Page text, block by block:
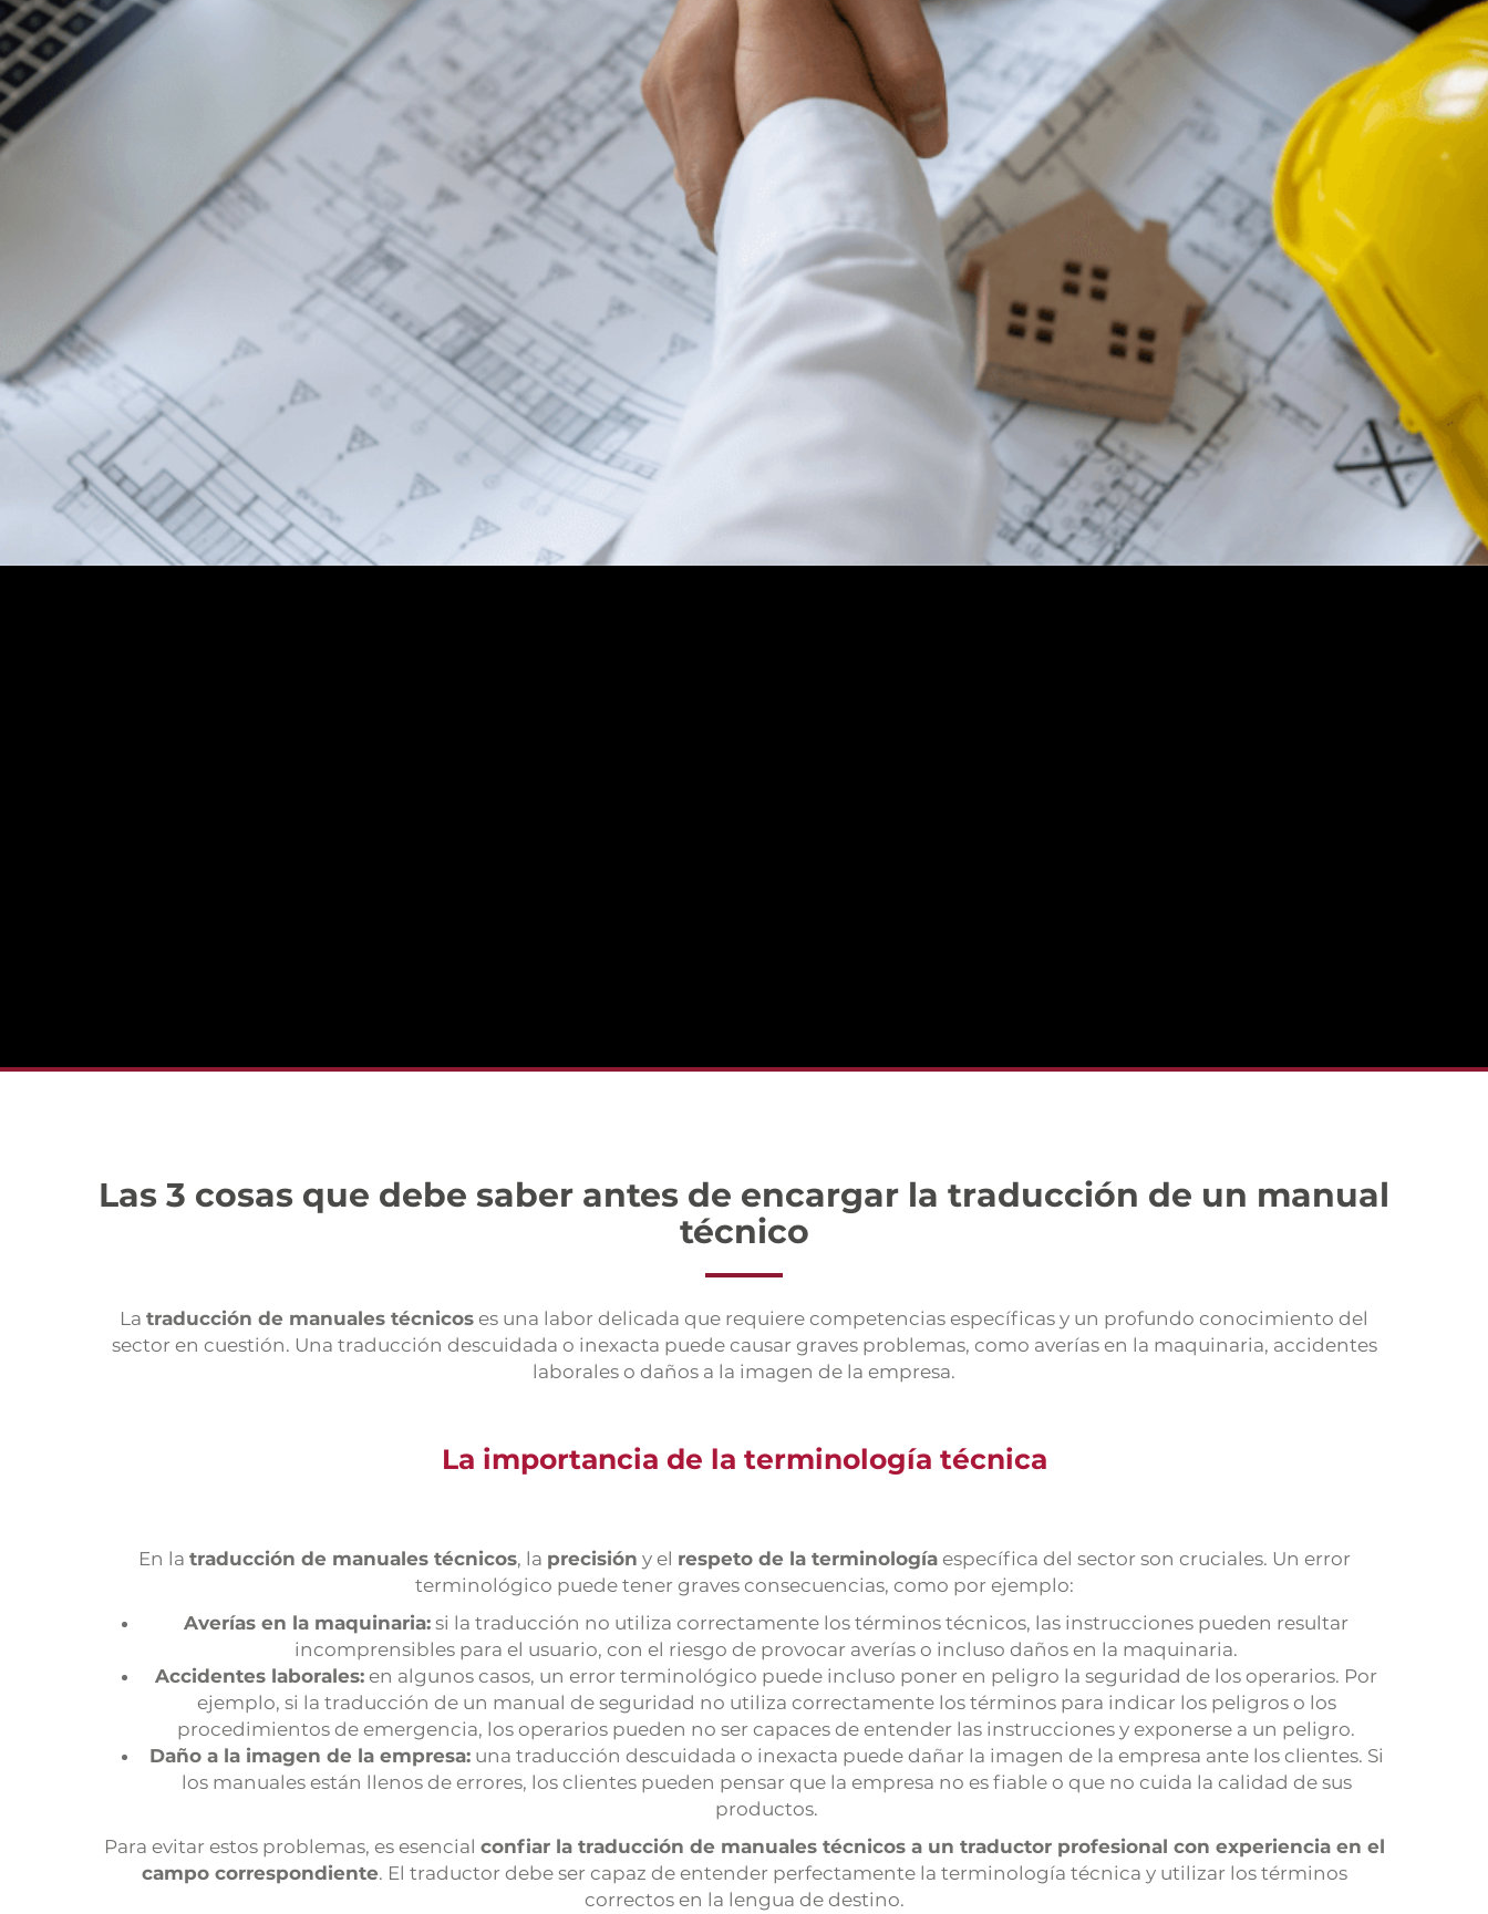
Las 3 cosas que debe saber antes de encargar la traducción de un manual
técnico
La traducción de manuales técnicos es una labor delicada que requiere competencias específicas y un profundo conocimiento del
sector en cuestión. Una traducción descuidada o inexacta puede causar graves problemas, como averías en la maquinaria, accidentes
laborales o daños a la imagen de la empresa.
La importancia de la terminología técnica
En la traducción de manuales técnicos, la precisión y el respeto de la terminologíaespecífica del sector son cruciales. Un error
terminológico puede tener graves consecuencias, como por ejemplo:
Averías en la maquinaria: si la traducción no utiliza correctamente los términos técnicos, las instrucciones pueden resultar
incomprensibles para el usuario, con el riesgo de provocar averías o incluso daños en la maquinaria.
Accidentes laborales: en algunos casos, un error terminológico puede incluso poner en peligro la seguridad de los operarios. Por
ejemplo, si la traducción de un manual de seguridad no utiliza correctamente los términos para indicar los peligros o los
procedimientos de emergencia, los operarios pueden no ser capaces de entender las instrucciones y exponerse a un peligro.
Daño a la imagen de la empresa:una traducción descuidada o inexacta puede dañar la imagen de la empresa ante los clientes. Si
los manuales están llenos de errores, los clientes pueden pensar que la empresa no es fiable o que no cuida la calidad de sus
productos.
Para evitar estos problemas, es esencial confiar la traducción de manuales técnicos a un traductor profesional con experiencia en el
campo correspondiente. El traductor debe ser capaz de entender perfectamente la terminología técnica y utilizar los términos
correctos en la lengua de destino.